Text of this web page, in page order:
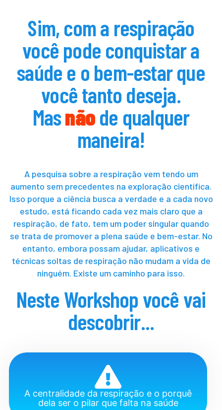
Sim, com a respiração
você pode conquistar a
saúde e o bem-estar que
você tanto deseja.
Masnãode qualquer
maneira!
A pesquisa sobre a respiração vem tendo um
aumento sem precedentes na exploração científica.
Isso porque a ciência busca a verdade e a cada novo
estudo, está ficando cada vez mais claro que a
respiração, de fato, tem um poder singular quando
se trata de promover a plena saúde e bem-estar. No
entanto, embora possam ajudar, aplicativos e
técnicas soltas de respiração não mudam a vida de
ninguém. Existe um caminho para isso.
Neste Workshop você vai
descobrir...
A centralidade da respiração e o porquê
dela ser o pilar que falta na saúde